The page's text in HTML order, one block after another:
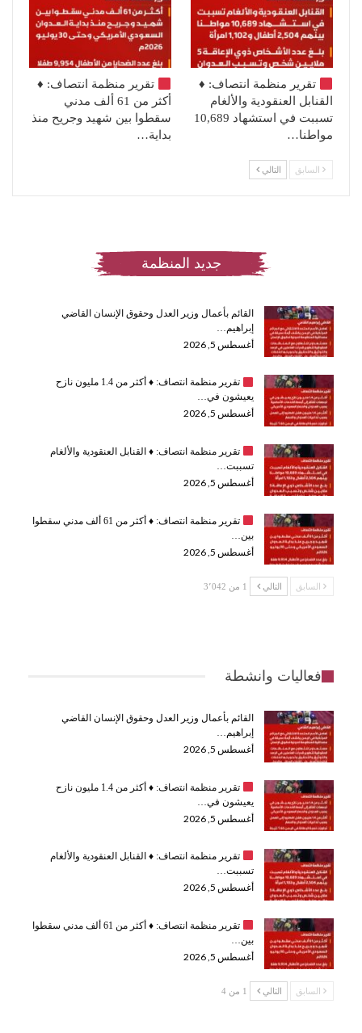
تقرير منظمة انتصاف: ♦️
القنابل العنقودية والألغام
تسببت في استشهاد 10,689
مواطنا…
تقرير منظمة انتصاف: ♦️
أكثر من 61 ألف مدني
سقطوا بين شهيد وجريح منذ
بداية…
السابق التالي
جديد المنظمة
القائم بأعمال وزير العدل وحقوق الإنسان القاضي
إبراهيم…
أغسطس 5, 2026
تقرير منظمة انتصاف: ♦️
أكثر من 1.4 مليون نازح
يعيشون في…
أغسطس 5, 2026
تقرير منظمة انتصاف: ♦️القنابل العنقودية والألغام
تسببت…
أغسطس 5, 2026
تقرير منظمة انتصاف: ♦️
أكثر من 61 ألف مدني سقطوا
بين…
أغسطس 5, 2026
السابق التالي 1 من 3٬042
فعاليات وانشطة
القائم بأعمال وزير العدل وحقوق الإنسان القاضي
إبراهيم…
أغسطس 5, 2026
تقرير منظمة انتصاف: ♦️
أكثر من 1.4 مليون نازح
يعيشون في…
أغسطس 5, 2026
تقرير منظمة انتصاف: ♦️القنابل العنقودية والألغام
تسببت…
أغسطس 5, 2026
تقرير منظمة انتصاف: ♦️
أكثر من 61 ألف مدني سقطوا
بين…
أغسطس 5, 2026
السابق التالي 1 من 4